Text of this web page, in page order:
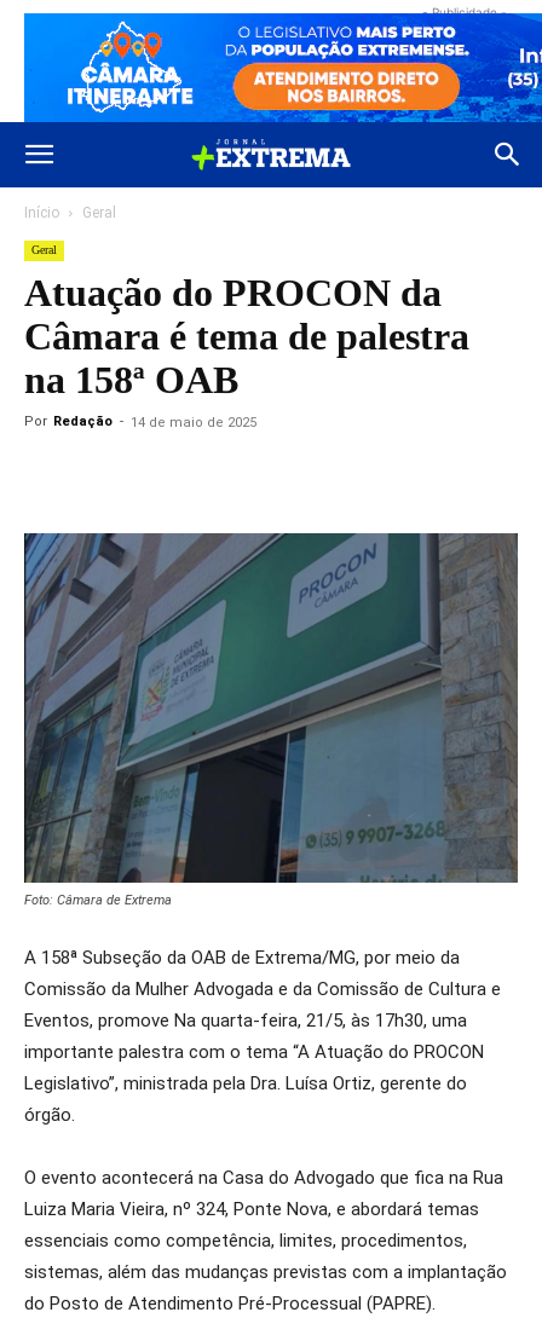
- Publicidade -
Início Geral
Geral
Atuação do PROCON da
Câmara é tema de palestra
na 158ª OAB
Por Redação - 14 de maio de 2025
Foto: Câmara de Extrema
A 158ª Subseção da OAB de Extrema/MG, por meio da
Comissão da Mulher Advogada e da Comissão de Cultura e
Eventos, promove Na quarta-feira, 21/5, às 17h30, uma
importante palestra com o tema “A Atuação do PROCON
Legislativo”, ministrada pela Dra. Luísa Ortiz, gerente do
órgão.
O evento acontecerá na Casa do Advogado que fica na Rua
Luiza Maria Vieira, nº 324, Ponte Nova, e abordará temas
essenciais como competência, limites, procedimentos,
sistemas, além das mudanças previstas com a implantação
do Posto de Atendimento Pré-Processual (PAPRE).